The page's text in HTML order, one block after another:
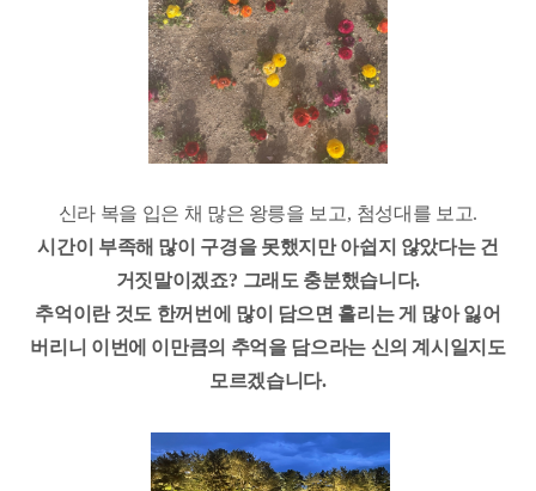
신라 복을 입은 채 많은 왕릉을 보고, 첨성대를 보고.
시간이 부족해 많이 구경을 못했지만 아쉽지 않았다는 건
거짓말이겠죠? 그래도 충분했습니다.
추억이란 것도 한꺼번에 많이 담으면 흘리는 게 많아 잃어
버리니 이번에 이만큼의 추억을 담으라는 신의 계시일지도
모르겠습니다.